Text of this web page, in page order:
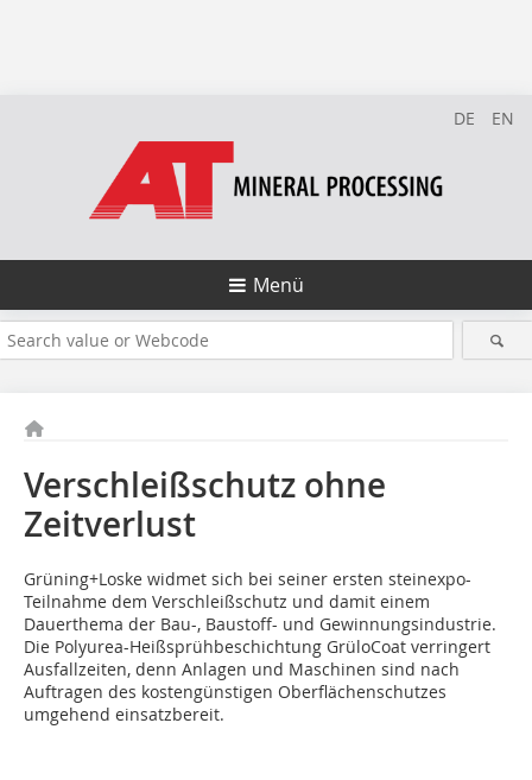
DE EN
Menü
Verschleißschutz ohne
Zeitverlust
Grüning+Loske widmet sich bei seiner ersten steinexpo-
Teilnahme dem Verschleißschutz und damit einem
Dauerthema der Bau-, Baustoff- und Gewinnungsindustrie.
Die Polyurea-Heißsprühbeschichtung GrüloCoat verringert
Ausfallzeiten, denn Anlagen und Maschinen sind nach
Auftragen des kostengünstigen Oberflächenschutzes
umgehend einsatzbereit.